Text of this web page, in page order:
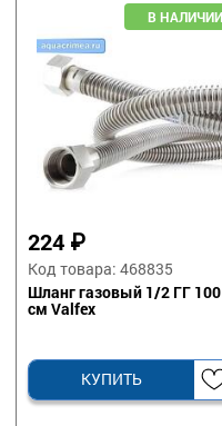
224 ₽
Код товара: 468835
Шланг газовый 1/2 ГГ 100
см Valfex
КУПИТЬ